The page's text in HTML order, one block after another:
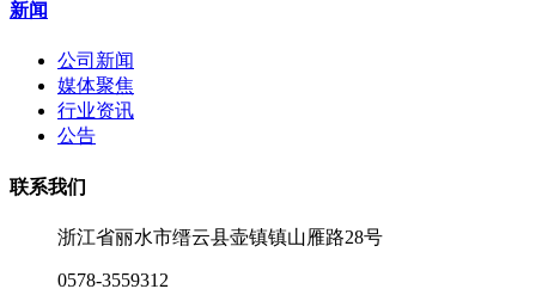
新闻
公司新闻
媒体聚焦
行业资讯
公告
联系我们
浙江省丽水市缙云县壶镇镇山雁路28号
0578-3559312